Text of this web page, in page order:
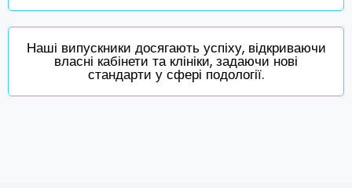
Наші випускники досягають успіху, відкриваючи
власні кабінети та клініки, задаючи нові
стандарти у сфері подології.